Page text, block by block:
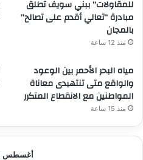
للمقاولات” ببني سويف تطلق
مبادرة “تعالي أقدم على تصالح”
بالمجان
منذ 12 ساعة
مياه البحر الأحمر بين الوعود
والواقع متى تنتهيدى معاناة
المواطنين مع الانقطاع المتكرر
منذ 15 ساعة
أغسطس 2026